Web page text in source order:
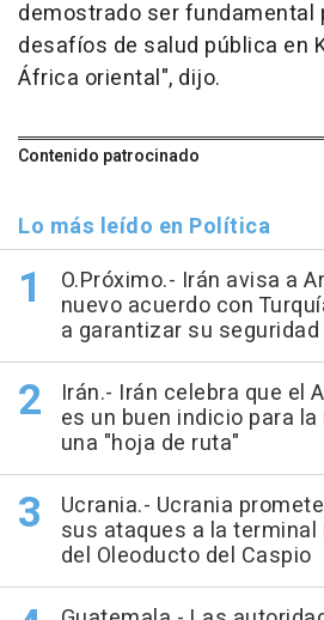
demostrado ser fundamental
desafíos de salud pública en
África oriental", dijo.
Contenido patrocinado
Lo más leído en Política
O.Próximo.- Irán avisa a
nuevo acuerdo con
a garantizar su seguridad
Irán.- Irán celebra que el
es un buen indicio para
una "hoja de ruta"
Ucrania.- Ucrania
sus ataques a la
del Oleoducto del Caspio